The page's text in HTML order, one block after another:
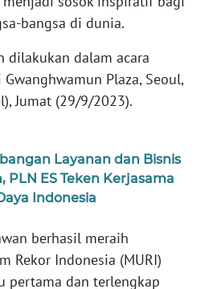
bangsa di dunia.
dilakukan dalam acara
Plaza, Seoul,
Jumat (29/9/2023).
Layanan dan Bisnis
PLN ES Teken Kerjasama
Indonesia
berhasil meraih
Rekor Indonesia (MURI)
pertama dan terlengkap